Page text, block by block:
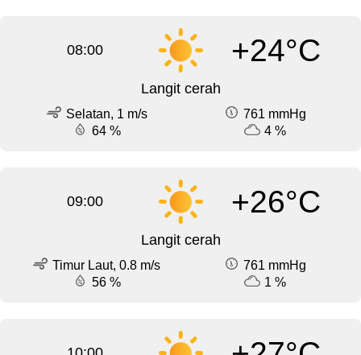
08:00 +24°C
Langit cerah
Selatan, 1 m/s
761 mmHg
64 %
4 %
09:00 +26°C
Langit cerah
Timur Laut, 0.8 m/s
761 mmHg
56 %
1 %